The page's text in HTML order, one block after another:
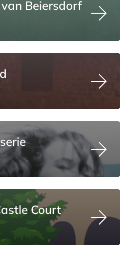
Beiersdorf
Court